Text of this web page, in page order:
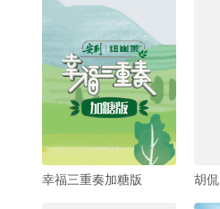
幸福三重奏加糖版 胡侃